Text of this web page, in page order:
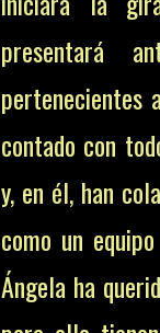
presentará
pertenecientes
contado con
y, en él, han
como un
Ángela ha